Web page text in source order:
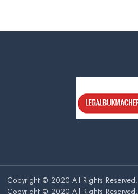
Copyright © 2020 All Rights Reserved.
Copyright © 2020 All Rights Reserved.